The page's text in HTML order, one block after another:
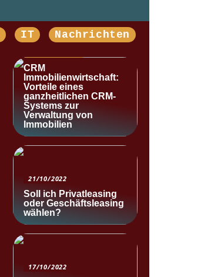
IT Nachrichten
CRM
Immobilienwirtschaft:
Vorteile eines
ganzheitlichen CRM-
Systems zur
Verwaltung von
Immobilien
21/10/2022
Soll ich Privatleasing
oder Geschäftsleasing
wählen?
17/10/2022